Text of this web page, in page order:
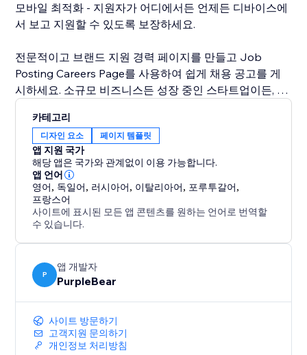
모바일 최적화 - 지원자가 어디에서든 언제든 디바이스에
서 보고 지원할 수 있도록 보장하세요.
전문적이고 브랜드 지원 경력 페이지를 만들고 Job
Posting Careers Page를 사용하여 쉽게 채용 공고를 게
시하세요. 소규모 비즈니스든 성장 중인 스타트업이든, 이
의 인재와 연락할 수 있습니다.
자격이 있는 지원자를 효율적으로 유치하려는 사업주들
과 채용 담당자들에게 완벽합니다. 지금 설치하고 오늘부
터 경력 페이지를 구축하세요.
카테고리
디자인 요소 페이지 템플릿
앱 지원 국가
해당 앱은 국가와 관계없이 이용 가능합니다.
앱 언어
영어, 독일어, 러시아어, 이탈리아어, 포루투갈어,
프랑스어
사이트에 표시된 모든 앱 콘텐츠를 원하는 언어로 번역할
수 있습니다.
P
앱 개발자
PurpleBear
사이트 방문하기
고객지원 문의하기
개인정보 처리방침